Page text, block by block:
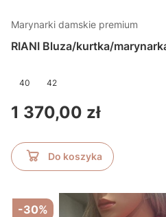
Marynarki damskie premium
40 42
Cena
1 370,00 zł
Do koszyka
-30%